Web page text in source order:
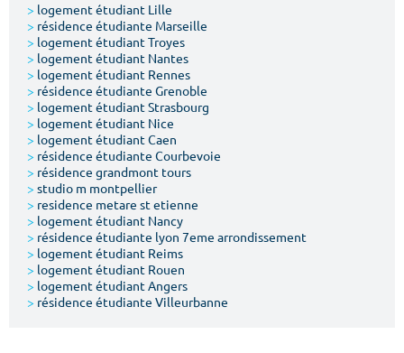
Votre date d'entrée
Chercher
> logement étudiant Lille
> résidence étudiante Marseille
> logement étudiant Troyes
> logement étudiant Nantes
> logement étudiant Rennes
> résidence étudiante Grenoble
> logement étudiant Strasbourg
> logement étudiant Nice
> logement étudiant Caen
> résidence étudiante Courbevoie
> résidence grandmont tours
> studio m montpellier
> residence metare st etienne
> logement étudiant Nancy
> résidence étudiante lyon 7eme arrondissement
> logement étudiant Reims
> logement étudiant Rouen
> logement étudiant Angers
> résidence étudiante Villeurbanne